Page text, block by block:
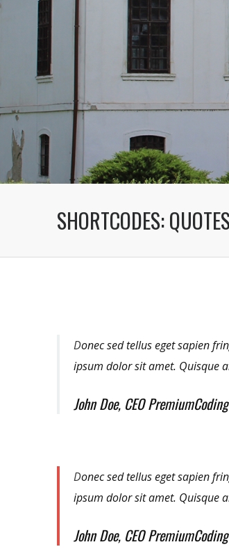
SHORTCODES:
Donec sed tellus eget sapien
ipsum dolor sit amet. Quisque
John Doe, CEO PremiumCoding
Donec sed tellus eget sapien
ipsum dolor sit amet. Quisque
John Doe, CEO PremiumCoding